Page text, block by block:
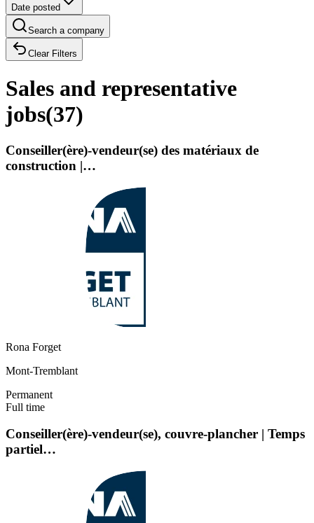
Date posted
Search a company
Clear Filters
Sales and representative
jobs(37)
Conseiller(ère)-vendeur(se) des matériaux de
construction |…
Rona Forget
Mont-Tremblant
Permanent
Full time
Conseiller(ère)-vendeur(se), couvre-plancher | Temps
partiel…